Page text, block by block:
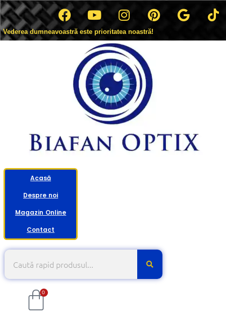
Vederea dumneavoastră este prioritatea noastră!
Acasă
Despre noi
Magazin Online
Contact
0